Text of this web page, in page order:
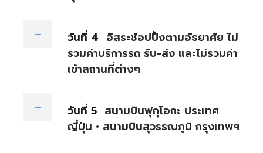
วันที่ 4 อิสระช้อปปิ้งตามอัธยาศัย ไม่
รวมค่าบริการรถ รับ-ส่ง และไม่รวมค่า
เข้าสถานที่ต่างๆ
วันที่ 5 สนามบินฟุกุโอกะ ประเทศ
ญี่ปุ่น • สนามบินสุวรรณภูมิ กรุงเทพฯ